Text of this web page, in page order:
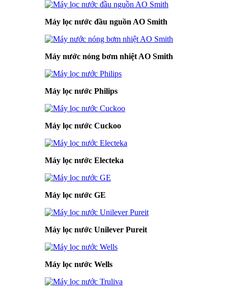
Máy lọc nước đầu nguồn AO Smith
Máy nước nóng bơm nhiệt AO Smith
Máy lọc nước Philips
Máy lọc nước Cuckoo
Máy lọc nước Electeka
Máy lọc nước GE
Máy lọc nước Unilever Pureit
Máy lọc nước Wells